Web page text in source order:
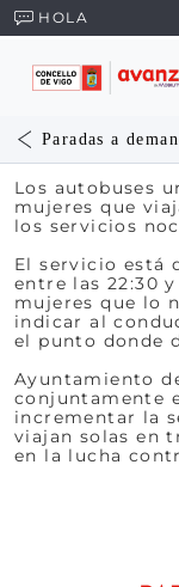
HOLA
Paradas a
Los autobuses
mujeres que
los servicios
El servicio está
entre las 22:30
mujeres que lo
indicar al
el punto donde
Ayuntamiento
conjuntamente
incrementar la
viajan solas en
en la lucha